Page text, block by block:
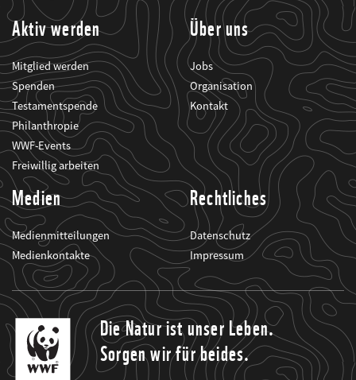
Aktiv werden
Mitglied werden
Spenden
Testamentspende
Philanthropie
WWF-Events
Freiwillig arbeiten
Über uns
Jobs
Organisation
Kontakt
Medien
Medienmitteilungen
Medienkontakte
Rechtliches
Datenschutz
Impressum
Die Natur ist unser Leben.
Sorgen wir für beides.